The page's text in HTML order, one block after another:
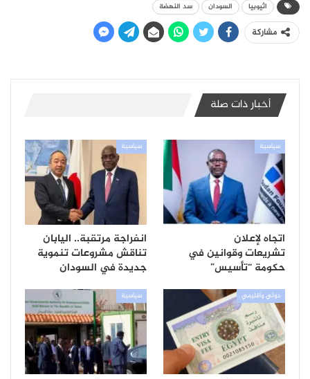
اثيوبيا السودان سد النهضة
مشاركة
أخبار ذات صلة
سياسية
اتجاه لإعلان
تشريعات وقوانين في
حكومة “تأسيس”
سياسية
انفراجة مرتقبة.. اليابان
تناقش مشروعات تنموية
جديدة في السودان
دولي واقليمي سياسية